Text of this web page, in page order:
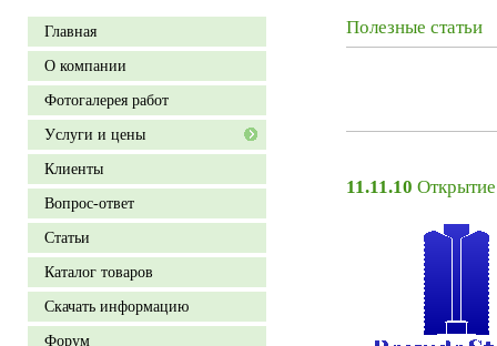
Главная
О компании
Фотогалерея работ
Уcлуги и цены
Клиенты
Вопрос-ответ
Статьи
Каталог товаров
Скачать информацию
Форум
Полезные статьи
11.11.10